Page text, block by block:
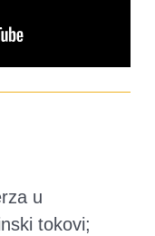
u
tokovi;